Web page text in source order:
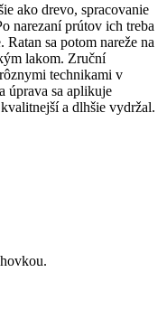
ako drevo, spracovanie
narezaní prútov ich treba
sa potom nareže na
lakom. Zruční
technikami v
úprava sa aplikuje
a dlhšie vydržal.